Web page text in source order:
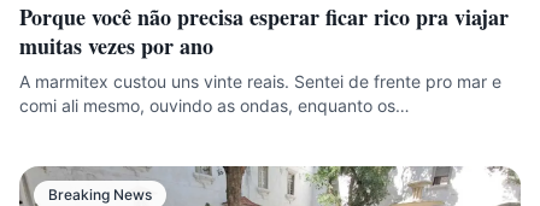
Porque você não precisa esperar ficar rico pra viajar
muitas vezes por ano
A marmitex custou uns vinte reais. Sentei de frente pro mar e
comi ali mesmo, ouvindo as ondas, enquanto os…
Breaking News